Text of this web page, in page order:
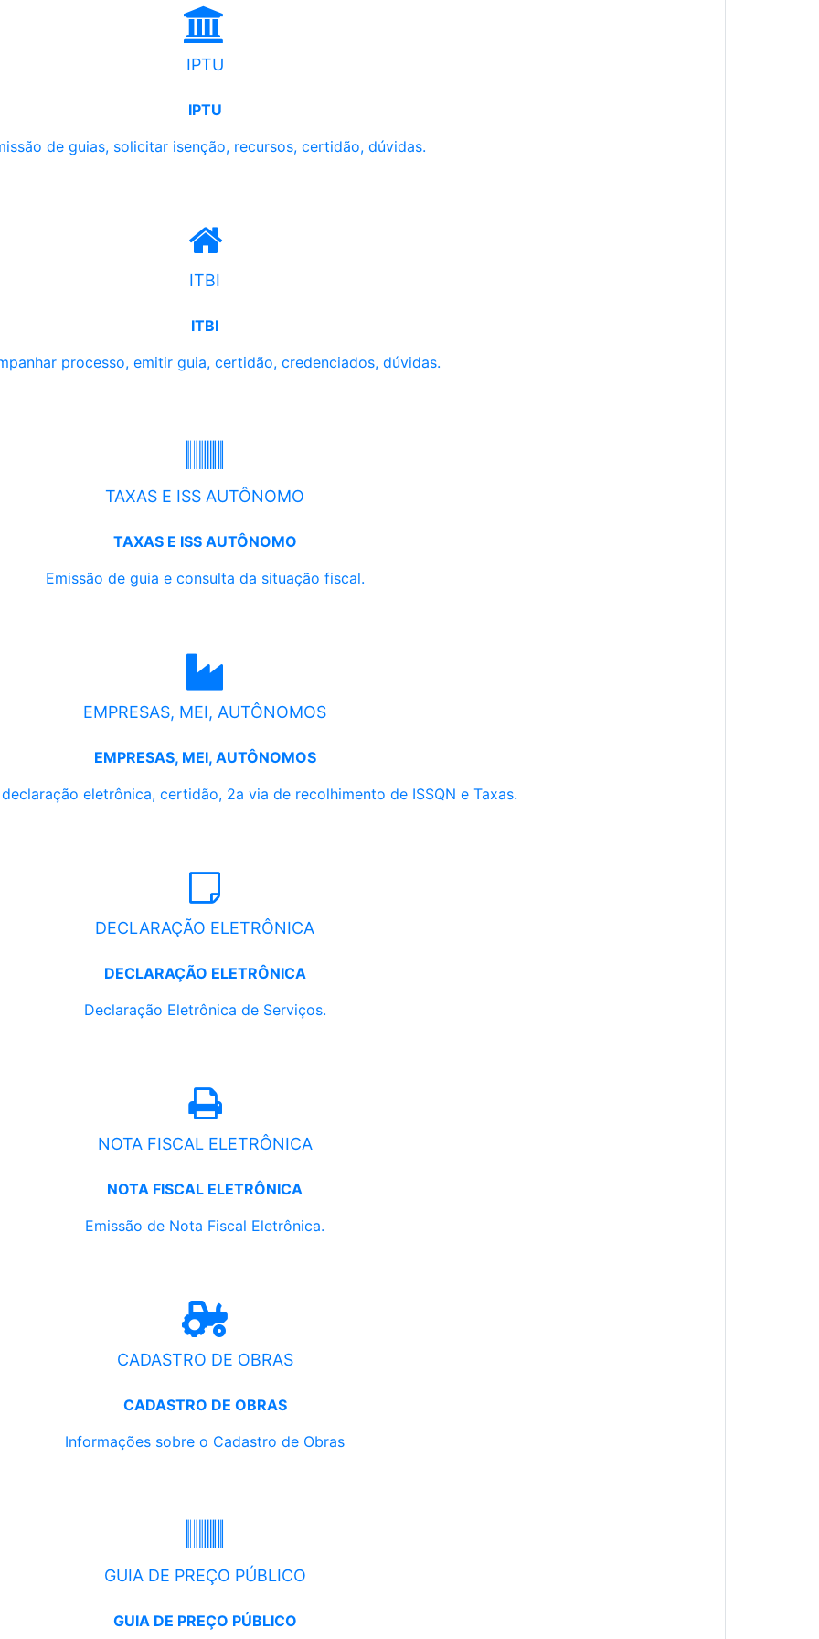
IPTU
IPTU
de guias, solicitar isenção, recursos, certidão, dúvidas.
ITBI
ITBI
processo, emitir guia, certidão, credenciados, dúvidas.
TAXAS E ISS AUTÔNOMO
TAXAS E ISS AUTÔNOMO
Emissão de guia e consulta da situação fiscal.
EMPRESAS, MEI, AUTÔNOMOS
EMPRESAS, MEI, AUTÔNOMOS
eletrônica, certidão, 2a via de recolhimento de ISSQN e Taxas.
DECLARAÇÃO ELETRÔNICA
DECLARAÇÃO ELETRÔNICA
Declaração Eletrônica de Serviços.
NOTA FISCAL ELETRÔNICA
NOTA FISCAL ELETRÔNICA
Emissão de Nota Fiscal Eletrônica.
CADASTRO DE OBRAS
CADASTRO DE OBRAS
Informações sobre o Cadastro de Obras
GUIA DE PREÇO PÚBLICO
GUIA DE PREÇO PÚBLICO